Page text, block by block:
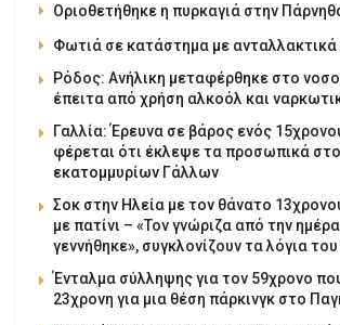
Οριοθετήθηκε η πυρκαγιά στην
Φωτιά σε κατάστημα με ανταλλακτικά
Ρόδος: Ανήλικη μεταφέρθηκε στο
έπειτα από χρήση αλκοόλ και
Γαλλία: Έρευνα σε βάρος ενός
φέρεται ότι έκλεψε τα προσωπικά
εκατομμυρίων Γάλλων
Σοκ στην Ηλεία με τον θάνατο
με πατίνι – «Τον γνώριζα από την
γεννήθηκε», συγκλονίζουν τα λόγια
Ένταλμα σύλληψης για τον 59χρονο
23χρονη για μια θέση πάρκινγκ στο